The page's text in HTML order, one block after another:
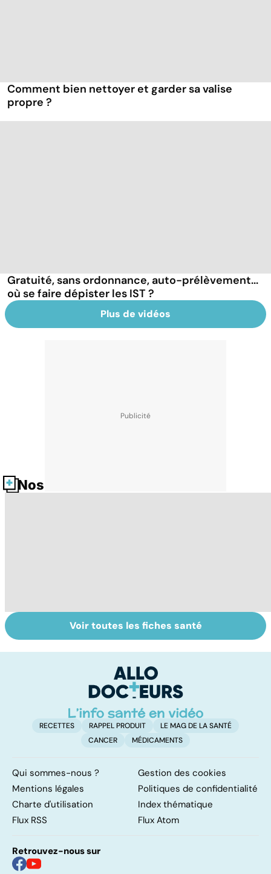
Comment bien nettoyer et garder sa valise
propre ?
Gratuité, sans ordonnance, auto-prélèvement...
où se faire dépister les IST ?
Plus de vidéos
Nos fiches santé
Suicide : prévenir
le passage à
Un rhume, ça se
soigne ?
Voir toutes les fiches santé
RECETTES RAPPEL PRODUIT
LE MAG DE LA SANTÉ
CANCER
MÉDICAMENTS
Qui sommes-nous ?
Gestion des cookies
Mentions légales
Politiques de confidentialité
Charte d'utilisation
Index thématique
Flux RSS
Flux Atom
Retrouvez-nous sur